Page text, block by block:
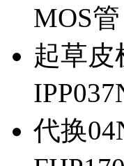
MOS
起草皮
代换